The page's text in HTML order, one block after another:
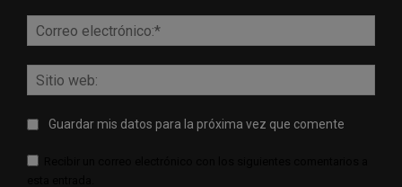
web:
Guardar mis datos para la próxima vez que comente